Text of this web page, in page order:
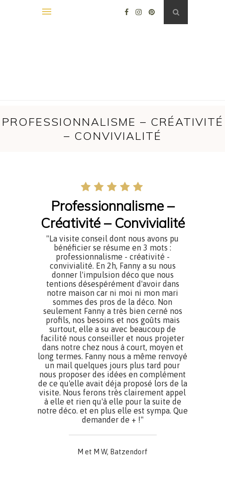
PROFESSIONNALISME – CRÉATIVITÉ
– CONVIVIALITÉ
Professionnalisme –
Créativité – Convivialité
"La visite conseil dont nous avons pu
bénéficier se résume en 3 mots :
professionnalisme - créativité -
convivialité. En 2h, Fanny a su nous
donner l'impulsion déco que nous
tentions désespérément d'avoir dans
notre maison car ni moi ni mon mari
sommes des pros de la déco. Non
seulement Fanny a très bien cerné nos
profils, nos besoins et nos goûts mais
surtout, elle a su avec beaucoup de
facilité nous conseiller et nous projeter
dans notre chez nous à court, moyen et
long termes. Fanny nous a même renvoyé
un mail quelques jours plus tard pour
nous proposer des idées en complément
de ce qu'elle avait déja proposé lors de la
visite. Nous ferons très clairement appel
à elle et rien qu'à elle pour la suite de
notre déco. et en plus elle est sympa. Que
demander de + !"
M et M W, Batzendorf